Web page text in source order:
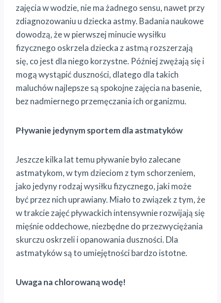
zajęcia w wodzie, nie ma żadnego sensu, nawet przy
zdiagnozowaniu u dziecka astmy. Badania naukowe
dowodzą, że w pierwszej minucie wysiłku
fizycznego oskrzela dziecka z astmą rozszerzają
się, co jest dla niego korzystne. Później zwężają się i
mogą wystąpić duszności, dlatego dla takich
maluchów najlepsze są spokojne zajęcia na basenie,
bez nadmiernego przemęczania ich organizmu.
Pływanie jedynym sportem dla astmatyków
Jeszcze kilka lat temu pływanie było zalecane
astmatykom, w tym dzieciom z tym schorzeniem,
jako jedyny rodzaj wysiłku fizycznego, jaki może
być przez nich uprawiany. Miało to związek z tym, że
w trakcie zajęć pływackich intensywnie rozwijają się
mięśnie oddechowe, niezbędne do przezwyciężania
skurczu oskrzeli i opanowania duszności. Dla
astmatyków są to umiejętności bardzo istotne.
Uwaga na chlorowaną wodę!